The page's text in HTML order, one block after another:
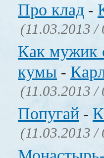
Про клад -
(11.03.2013 /
Как мужик
кумы -
(11.03.2013 /
Попугай -
(11.03.2013 /